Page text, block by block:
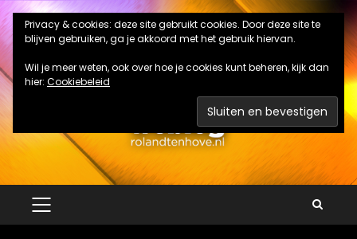
Ga
naar
de
inhoud
PRIMAIR
MENU
Privacy & cookies: deze site gebruikt cookies. Door deze site te
blijven gebruiken, ga je akkoord met het gebruik hiervan.
Wil je meer weten, ook over hoe je cookies kunt beheren, kijk dan
hier: Cookiebeleid